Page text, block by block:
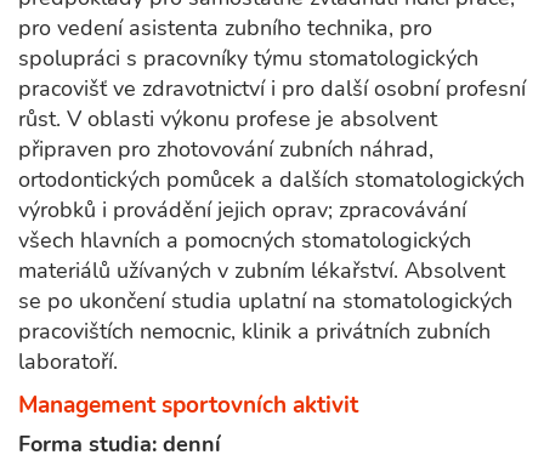
pro vedení asistenta zubního technika, pro
spolupráci s pracovníky týmu stomatologických
pracovišť ve zdravotnictví i pro další osobní profesní
růst. V oblasti výkonu profese je absolvent
připraven pro zhotovování zubních náhrad,
ortodontických pomůcek a dalších stomatologických
výrobků i provádění jejich oprav; zpracovávání
všech hlavních a pomocných stomatologických
materiálů užívaných v zubním lékařství. Absolvent
se po ukončení studia uplatní na stomatologických
pracovištích nemocnic, klinik a privátních zubních
laboratoří.
Management sportovních aktivit
Forma studia: denní